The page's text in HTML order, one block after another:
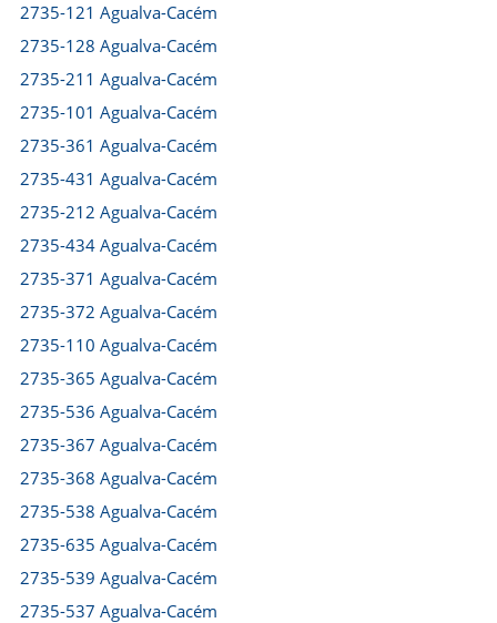
2735-121 Agualva-Cacém
2735-128 Agualva-Cacém
2735-211 Agualva-Cacém
2735-101 Agualva-Cacém
2735-361 Agualva-Cacém
2735-431 Agualva-Cacém
2735-212 Agualva-Cacém
2735-434 Agualva-Cacém
2735-371 Agualva-Cacém
2735-372 Agualva-Cacém
2735-110 Agualva-Cacém
2735-365 Agualva-Cacém
2735-536 Agualva-Cacém
2735-367 Agualva-Cacém
2735-368 Agualva-Cacém
2735-538 Agualva-Cacém
2735-635 Agualva-Cacém
2735-539 Agualva-Cacém
2735-537 Agualva-Cacém